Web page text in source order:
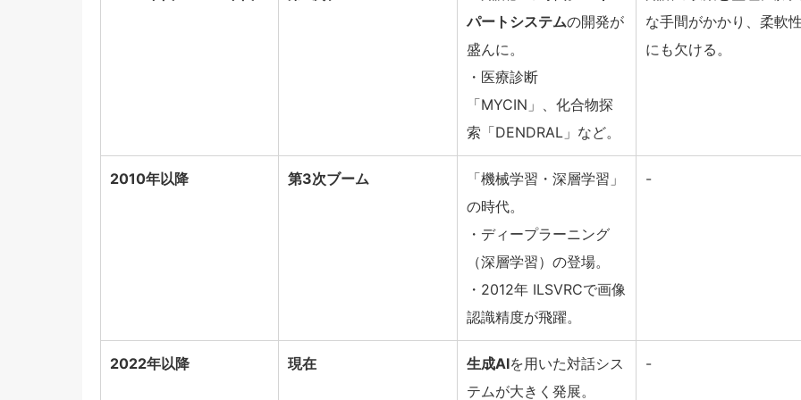
パートシステムの開発が
盛んに。
・医療診断
「MYCIN」、化合物探
索「DENDRAL」など。
な手間がかかり、柔軟性
にも欠ける。
2010年以降 第3次ブーム
「機械学習・深層学習」
の時代。
・ディープラーニング
（深層学習）の登場。
・2012年 ILSVRCで画像
認識精度が飛躍。
-
2022年以降 現在 生成AIを用いた対話シス
テムが大きく発展。
-